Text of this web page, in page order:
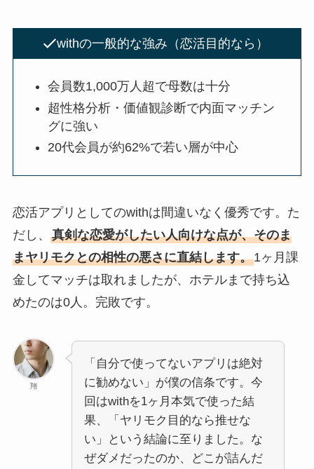
withの一般的な強み（恋活目的なら）
会員数1,000万人超で母数は十分
超性格分析・価値観診断で内面マッチン
グに強い
20代会員が約62%で若い層が中心
恋活アプリとしてのwithは間違いなく優秀です。た
だし、 真剣な恋愛がしたい人向けな点が、そのま
まヤリモクとの相性の悪さに直結します。1ヶ月課
金してマッチは取れましたが、ホテルまで持ち込
めたのは0人。完敗です。
翔
「自分で使ってないアプリは絶対
に勧めない」が僕の信条です。今
回はwithを1ヶ月本気で使った結
果、「ヤリモク目的なら推せな
い」という結論に至りました。な
ぜダメだったのか、どこが詰んだ